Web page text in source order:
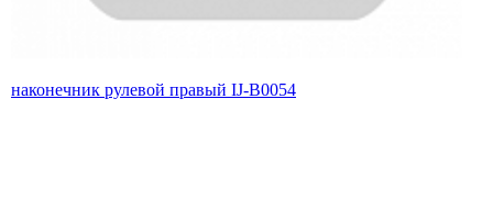
наконечник рулевой правый IJ-B0054